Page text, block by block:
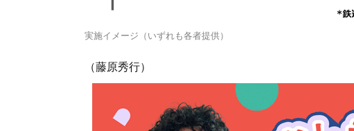
実施イメージ（いずれも各者提供）
（藤原秀行）